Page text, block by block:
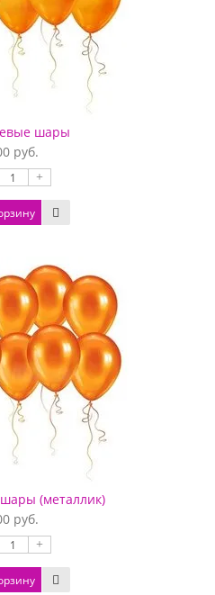
шары
руб.
+
(металлик)
руб.
+